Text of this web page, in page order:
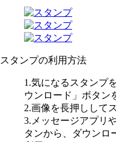
スタンプの利用方法
1.気になるスタンプ
ウンロード」ボタン
2.画像を長押しして
3.メッセージアプリ
タンから、ダウンロ